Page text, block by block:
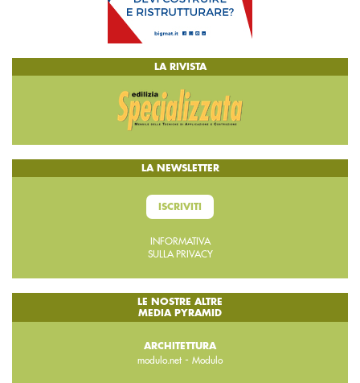
LA RIVISTA
LA NEWSLETTER
ISCRIVITI
INFORMATIVA
SULLA PRIVACY
LE NOSTRE ALTRE
MEDIA PYRAMID
ARCHITETTURA
modulo.net - Modulo